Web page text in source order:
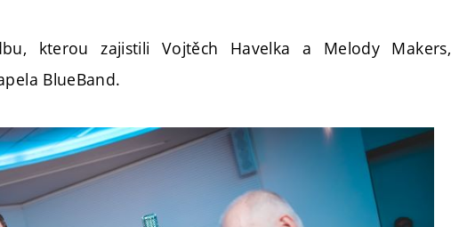
kterou zajistili Vojtěch Havelka a Melody Makers,
BlueBand.